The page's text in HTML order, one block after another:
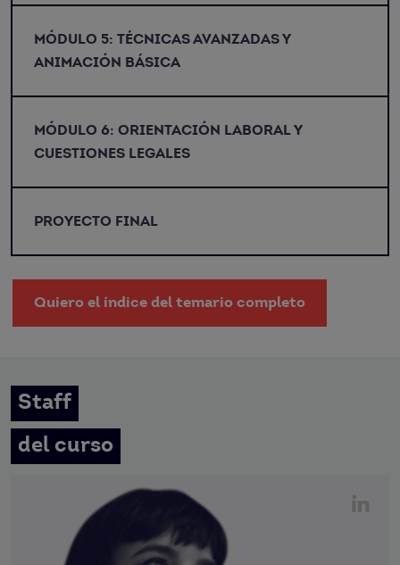
MÓDULO 5: TÉCNICAS AVANZADAS Y
ANIMACIÓN BÁSICA
MÓDULO 6: ORIENTACIÓN LABORAL Y
CUESTIONES LEGALES
PROYECTO FINAL
Quiero el índice del temario completo
Staff
del curso